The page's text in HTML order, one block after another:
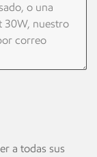
a todas sus